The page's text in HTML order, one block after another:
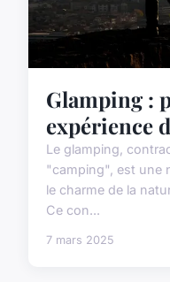
Glamping :
expérience
Le glamping,
"camping", est une
le charme de la
Ce con...
7 mars 2025